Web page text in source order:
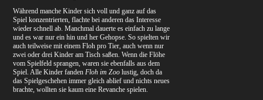
Während manche Kinder sich voll und ganz auf das
Spiel konzentrierten, flachte bei anderen das Interesse
wieder schnell ab. Manchmal dauerte es einfach zu lange
und es war nur ein hin und her Gehopse. So spielten wir
auch teilweise mit einem Floh pro Tier, auch wenn nur
zwei oder drei Kinder am Tisch saßen. Wenn die Flöhe
vom Spielfeld sprangen, waren sie ebenfalls aus dem
Spiel. Alle Kinder fandenFloh im Zoolustig, doch da
das Spielgeschehen immer gleich ablief und nichts neues
brachte, wollten sie kaum eine Revanche spielen.